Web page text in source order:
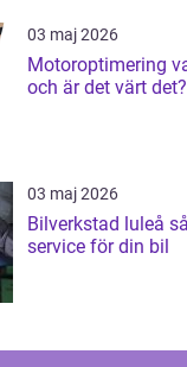
03 maj 2026
Motoroptimering vad innebär det
och är det värt det?
03 maj 2026
Bilverkstad luleå så väljer du rätt
service för din bil